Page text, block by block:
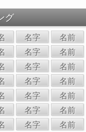
グ
名字 名前
名字 名前
名字 名前
名字 名前
名字 名前
名字 名前
名字 名前